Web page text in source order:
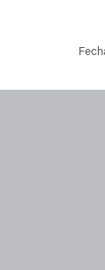
Pie de